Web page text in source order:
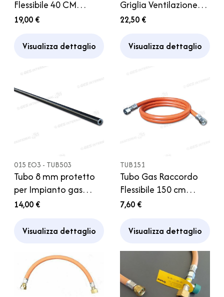
Flessibile 40 CM
Manichetta diam 8
19,00 €
Visualizza dettaglio
Griglia Ventilazione
Frigorifero Thetford
22,50 €
Visualizza dettaglio
015 EO3 - TUB503
Tubo 8 mm protetto
per Impianto gas
Bombola Camper
14,00 €
Visualizza dettaglio
TUB151
Tubo Gas Raccordo
Flessibile 150 cm
Camper Caravan
7,60 €
Visualizza dettaglio